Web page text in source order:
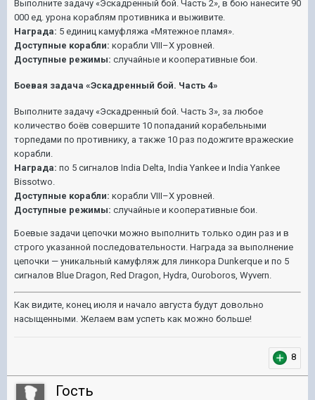
Выполните задачу «Эскадренный бой. Часть 2», в бою нанесите 90
000 ед. урона кораблям противника и выживите.
Награда: 5 единиц камуфляжа «Мятежное пламя».
Доступные корабли: корабли VIII–X уровней.
Доступные режимы: случайные и кооперативные бои.
Боевая задача «Эскадренный бой. Часть 4»
Выполните задачу «Эскадренный бой. Часть 3», за любое
количество боёв совершите 10 попаданий корабельными
торпедами по противнику, а также 10 раз подожгите вражеские
корабли.
Награда: по 5 сигналов India Delta, India Yankee и India Yankee
Bissotwo.
Доступные корабли: корабли VIII–X уровней.
Доступные режимы: случайные и кооперативные бои.
Боевые задачи цепочки можно выполнить только один раз и в
строго указанной последовательности. Награда за выполнение
цепочки — уникальный камуфляж для линкора Dunkerque и по 5
сигналов Blue Dragon, Red Dragon, Hydra, Ouroboros, Wyvern.
Как видите, конец июля и начало августа будут довольно
насыщенными. Желаем вам успеть как можно больше!
8
Гость